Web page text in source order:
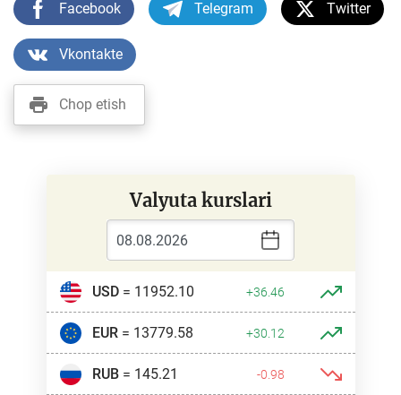
Facebook Telegram Twitter
Vkontakte
Chop etish
Valyuta kurslari
USD= 11952.10 +36.46
EUR= 13779.58 +30.12
RUB= 145.21 -0.98